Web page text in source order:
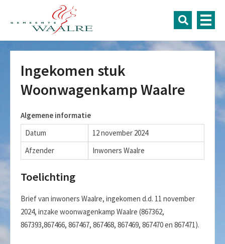
Ingekomen stuk
Woonwagenkamp Waalre
Algemene informatie
Datum
12 november 2024
Afzender
Inwoners Waalre
Toelichting
Brief van inwoners Waalre, ingekomen d.d. 11 november
2024, inzake woonwagenkamp Waalre (867362,
867393,867466, 867467, 867468, 867469, 867470 en 867471).